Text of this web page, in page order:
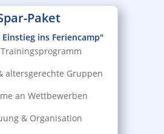
Paket
ins Feriencamp"
altersgerechte Gruppen
an Wettbewerben
& Organisation